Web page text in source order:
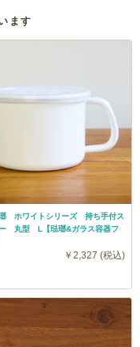
ます
ホワイトシリーズ 持ち手付ス
ー 丸型 L【琺瑯&ガラス容器フ
￥2,327 (税込)